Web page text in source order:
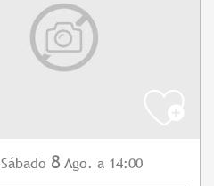
Sábado 8 Ago. a 14:00